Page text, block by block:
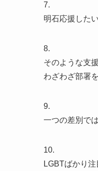
7.
明石応援した
8.
そのような支
わざわざ部署
9.
一つの差別で
10.
LGBTばかり